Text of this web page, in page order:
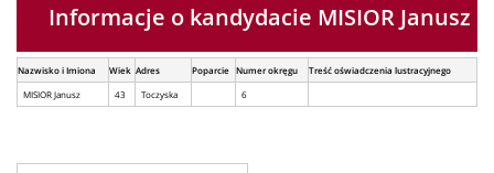
Informacje o kandydacie MISIOR Janusz
Nazwisko i Imiona Wiek Adres Poparcie Numer okręgu
Treść oświadczenia lustracyjnego
MISIOR Janusz
43 Toczyska 6